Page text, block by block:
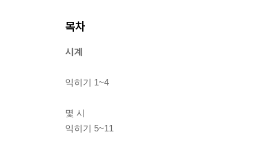
목차
시계
익히기 1~4
몇 시
익히기 5~11